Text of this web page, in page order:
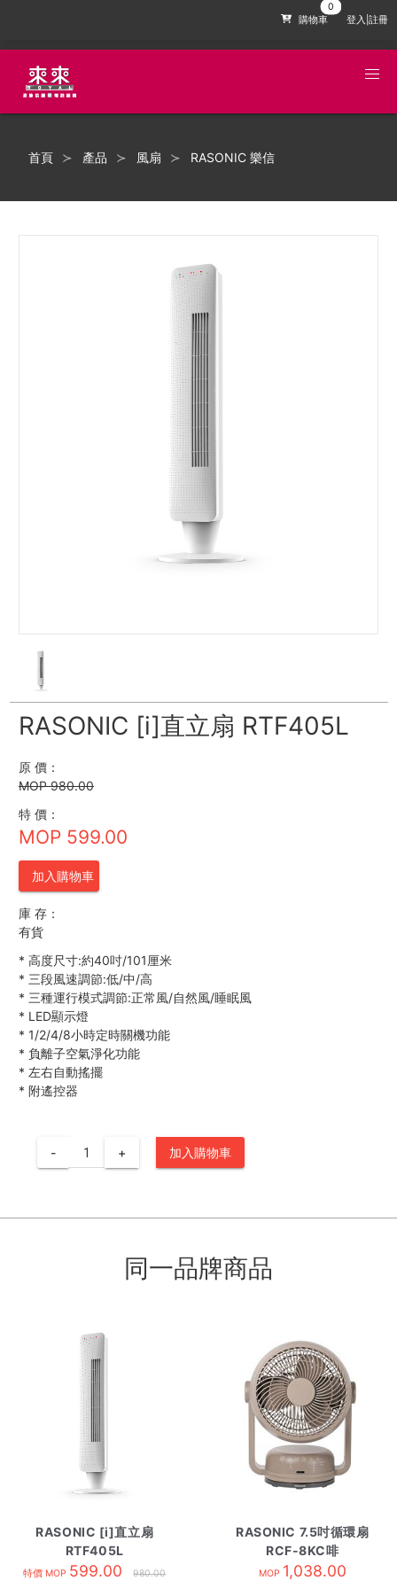
購物車 登入|註冊
首頁 產品 風扇 RASONIC 樂信
RASONIC [i]直立扇 RTF405L
原 價：
MOP 980.00
特 價：
MOP 599.00
加入購物車
庫 存：
有貨
* 高度尺寸:約40吋/101厘米
* 三段風速調節:低/中/高
* 三種運行模式調節:正常風/自然風/睡眠風
* LED顯示燈
* 1/2/4/8小時定時關機功能
* 負離子空氣淨化功能
* 左右自動搖擺
* 附遙控器
- + 加入購物車
同一品牌商品
RASONIC [i]直立扇
RTF405L
特價 MOP 599.00 980.00
RASONIC 7.5吋循環扇
RCF-8KC啡
MOP 1,038.00